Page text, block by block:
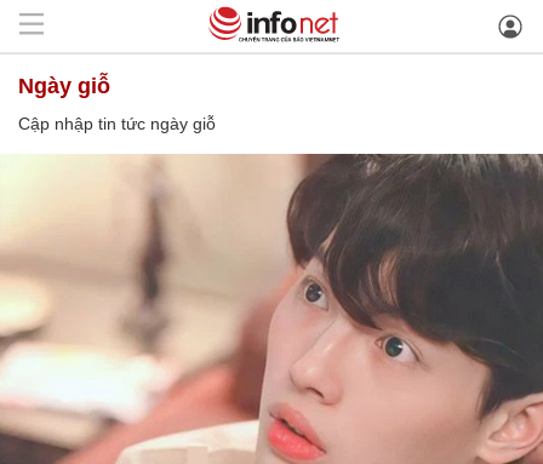
ngày giỗ
Cập nhập tin tức ngày giỗ